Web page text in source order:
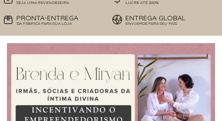
SEJA UMA REVENDEDORA LUCRE ATÉ 200%
PRONTA-ENTREGA
DA FÁBRICA PARA SUA LOJA
ENTREGA GLOBAL
ENVIAMOS PARA SEU PAÍS